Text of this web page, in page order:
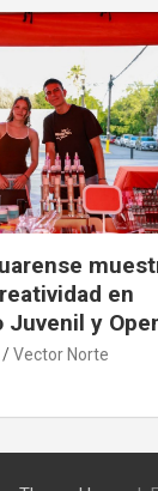
en
Juvenil y
Vector Norte